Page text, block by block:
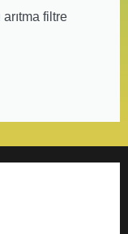
filtre